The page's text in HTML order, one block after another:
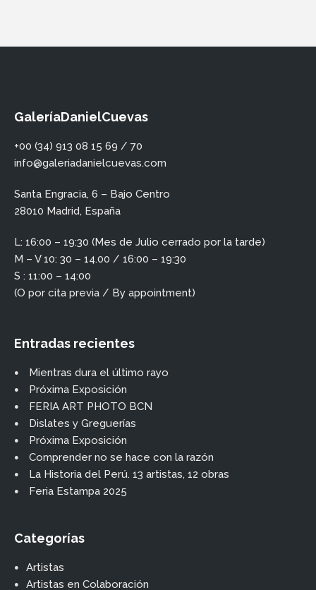
GaleríaDanielCuevas
+00 (34) 913 08 15 69 / 70
info@galeriadanielcuevas.com
Santa Engracia, 6 – Bajo Centro
28010 Madrid, España
L: 16:00 – 19:30 (Mes de Julio cerrado por la tarde)
M – V 10: 30 – 14.00 / 16:00 – 19:30
S : 11:00 – 14:00
(O por cita previa / By appointment)
Entradas recientes
Mientras dura el último rayo
Próxima Exposición
FERIA ART PHOTO BCN
Dislates y Greguerías
Próxima Exposición
Comprender no se hace con la razón
La Historia del Perú. 13 artistas, 12 obras
Feria Estampa 2025
Categorías
Artistas
Artistas en Colaboración